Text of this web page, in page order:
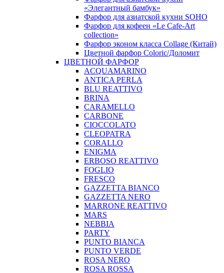
«Элегантный бамбук»
Фарфор для азиатской кухни SOHO
Фарфор для кофеен «Le Cafe-Art
collection»
Фарфор эконом класса Collage (Китай)
Цветной фарфор Coloric/Доломит
ЦВЕТНОЙ ФАРФОР
ACQUAMARINO
ANTICA PERLA
BLU REATTIVO
BRINA
CARAMELLO
CARBONE
CIOCCOLATO
CLEOPATRA
CORALLO
ENIGMA
ERBOSO REATTIVO
FOGLIO
FRESCO
GAZZETTA BIANCO
GAZZETTA NERO
MARRONE REATTIVO
MARS
NEBBIA
PARTY
PUNTO BIANCA
PUNTO VERDE
ROSA NERO
ROSA ROSSA